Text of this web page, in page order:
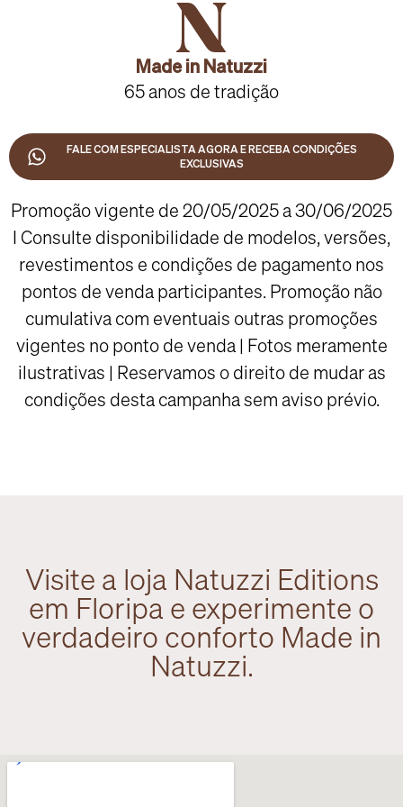
Made in Natuzzi
65 anos de tradição
FALE COM ESPECIALISTA AGORA E RECEBA CONDIÇÕES
EXCLUSIVAS
Promoção vigente de 20/05/2025 a 30/06/2025
I Consulte disponibilidade de modelos, versões,
revestimentos e condições de pagamento nos
pontos de venda participantes. Promoção não
cumulativa com eventuais outras promoções
vigentes no ponto de venda | Fotos meramente
ilustrativas | Reservamos o direito de mudar as
condições desta campanha sem aviso prévio.
Visite a loja Natuzzi Editions
em Floripa e experimente o
verdadeiro conforto Made in
Natuzzi.